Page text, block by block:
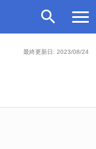
最終更新日: 2023/08/24